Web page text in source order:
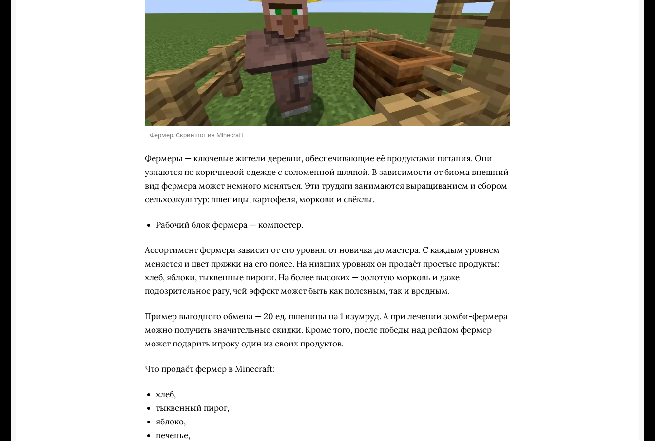
Фермер. Скриншот из Minecraft
Фермеры — ключевые жители деревни, обеспечивающие её продуктами питания. Они
узнаются по коричневой одежде с соломенной шляпой. В зависимости от биома внешний
вид фермера может немного меняться. Эти трудяги занимаются выращиванием и сбором
сельхозкультур: пшеницы, картофеля, моркови и свёклы.
Рабочий блок фермера — компостер.
Ассортимент фермера зависит от его уровня: от новичка до мастера. С каждым уровнем
меняется и цвет пряжки на его поясе. На низших уровнях он продаёт простые продукты:
хлеб, яблоки, тыквенные пироги. На более высоких — золотую морковь и даже
подозрительное рагу, чей эффект может быть как полезным, так и вредным.
Пример выгодного обмена — 20 ед. пшеницы на 1 изумруд. А при лечении зомби-фермера
можно получить значительные скидки. Кроме того, после победы над рейдом фермер
может подарить игроку один из своих продуктов.
Что продаёт фермер в Minecraft:
хлеб,
тыквенный пирог,
яблоко,
печенье,